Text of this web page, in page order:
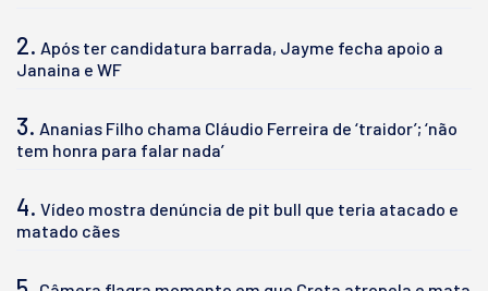
2. Após ter candidatura barrada, Jayme fecha apoio a
Janaina e WF
3. Ananias Filho chama Cláudio Ferreira de ‘traidor’; ‘não
tem honra para falar nada’
4. Vídeo mostra denúncia de pit bull que teria atacado e
matado cães